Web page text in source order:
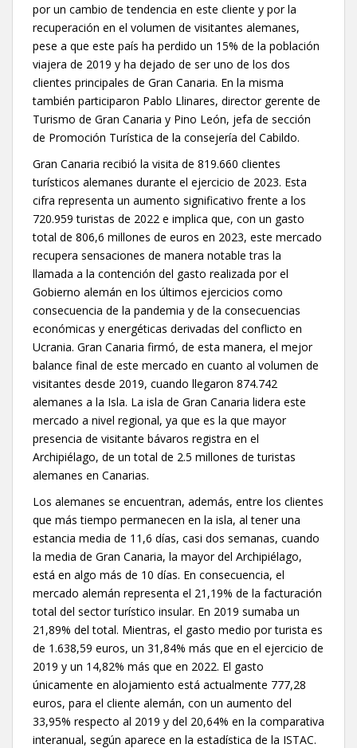
por un cambio de tendencia en este cliente y por la
recuperación en el volumen de visitantes alemanes,
pese a que este país ha perdido un 15% de la población
viajera de 2019 y ha dejado de ser uno de los dos
clientes principales de Gran Canaria. En la misma
también participaron Pablo Llinares, director gerente de
Turismo de Gran Canaria y Pino León, jefa de sección
de Promoción Turística de la consejería del Cabildo.
Gran Canaria recibió la visita de 819.660 clientes
turísticos alemanes durante el ejercicio de 2023. Esta
cifra representa un aumento significativo frente a los
720.959 turistas de 2022 e implica que, con un gasto
total de 806,6 millones de euros en 2023, este mercado
recupera sensaciones de manera notable tras la
llamada a la contención del gasto realizada por el
Gobierno alemán en los últimos ejercicios como
consecuencia de la pandemia y de la consecuencias
económicas y energéticas derivadas del conflicto en
Ucrania. Gran Canaria firmó, de esta manera, el mejor
balance final de este mercado en cuanto al volumen de
visitantes desde 2019, cuando llegaron 874.742
alemanes a la Isla. La isla de Gran Canaria lidera este
mercado a nivel regional, ya que es la que mayor
presencia de visitante bávaros registra en el
Archipiélago, de un total de 2.5 millones de turistas
alemanes en Canarias.
Los alemanes se encuentran, además, entre los clientes
que más tiempo permanecen en la isla, al tener una
estancia media de 11,6 días, casi dos semanas, cuando
la media de Gran Canaria, la mayor del Archipiélago,
está en algo más de 10 días. En consecuencia, el
mercado alemán representa el 21,19% de la facturación
total del sector turístico insular. En 2019 sumaba un
21,89% del total. Mientras, el gasto medio por turista es
de 1.638,59 euros, un 31,84% más que en el ejercicio de
2019 y un 14,82% más que en 2022. El gasto
únicamente en alojamiento está actualmente 777,28
euros, para el cliente alemán, con un aumento del
33,95% respecto al 2019 y del 20,64% en la comparativa
interanual, según aparece en la estadística de la ISTAC.